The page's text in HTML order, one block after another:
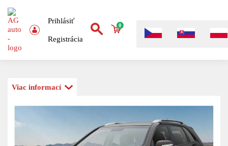
Prihlásiť
Registrácia
0
Viac informací